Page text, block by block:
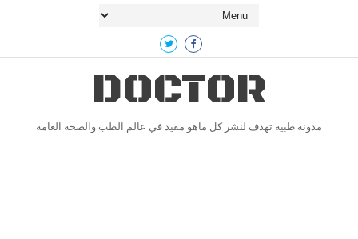
DOCTOR
مدونة طبية تهدف لنشر كل ماهو مفيد في عالم الطب والصحة العامة